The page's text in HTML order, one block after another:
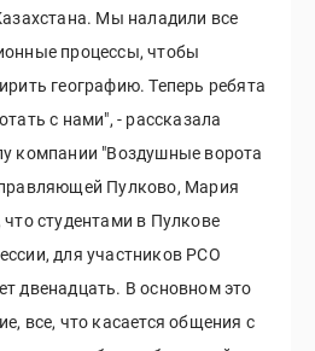
Мы наладили все
процессы, чтобы
географию. Теперь ребята
с нами", - рассказала
компании "Воздушные ворота
Пулково, Мария
студентами в Пулкове
для участников РСО
двенадцать. В основном это
все, что касается общения с